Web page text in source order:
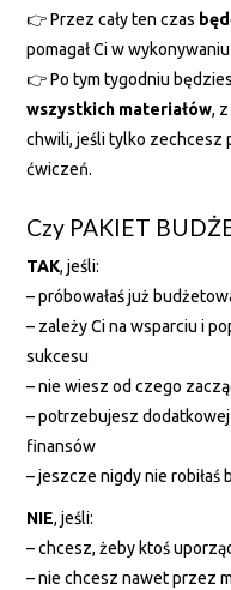
👉Przez cały ten czas
pomagał Ci w
👉Po tym tygodniu
wszystkich materiałów,
chwili, jeśli tylko
ćwiczeń.
Czy PAKIET
TAK, jeśli:
– próbowałaś już
– zależy Ci na wsparciu i
sukcesu
– nie wiesz od czego
– potrzebujesz
finansów
– jeszcze nigdy nie robiłaś
NIE, jeśli:
– chcesz, żeby ktoś
– nie chcesz nawet przez